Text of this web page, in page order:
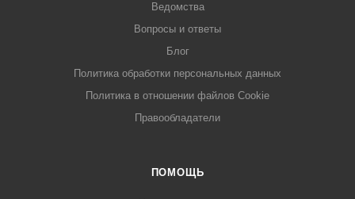
Ведомства
Вопросы и ответы
Блог
Политика обработки персональных данных
Политика в отношении файлов Cookie
Правообладатели
ПОМОЩЬ